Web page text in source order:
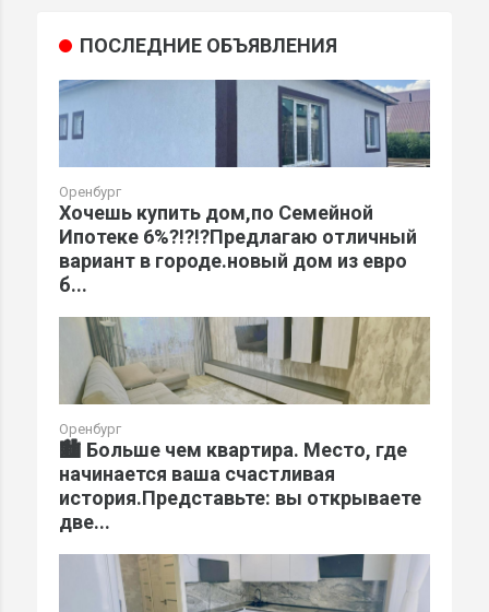
ПОСЛЕДНИЕ ОБЪЯВЛЕНИЯ
Оренбург
Хочешь купить дом,по Семейной
Ипотеке 6%?!?!?Предлагаю отличный
вариант в городе.новый дом из евро
б...
Оренбург
🏙️ Больше чем квартира. Место, где
начинается ваша счастливая
история.Представьте: вы открываете
две...